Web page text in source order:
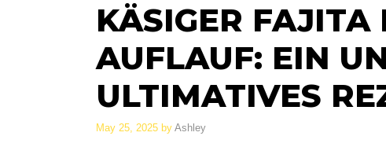
KÄSIGER FAJITA
AUFLAUF: EIN
ULTIMATIVES
May 25, 2025 by Ashley